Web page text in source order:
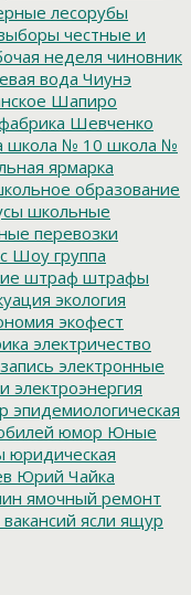
лесорубы
честные и
неделя чиновник
вода Чиунэ
Шапиро
Шевченко
школа № 10 школа №
ярмарка
образование
школьные
перевозки
Шоу группа
штраф штрафы
экология
экофест
электричество
электронные
электроэнергия
эпидемиологическая
юмор Юные
юридическая
Юрий Чайка
ямочный ремонт
ясли ящур